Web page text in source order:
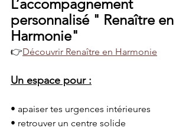
L’accompagnement
personnalisé " Renaître en
Harmonie"
👉Découvrir Renaître en Harmonie
Un espace pour :
• apaiser tes urgences intérieures
• retrouver un centre solide